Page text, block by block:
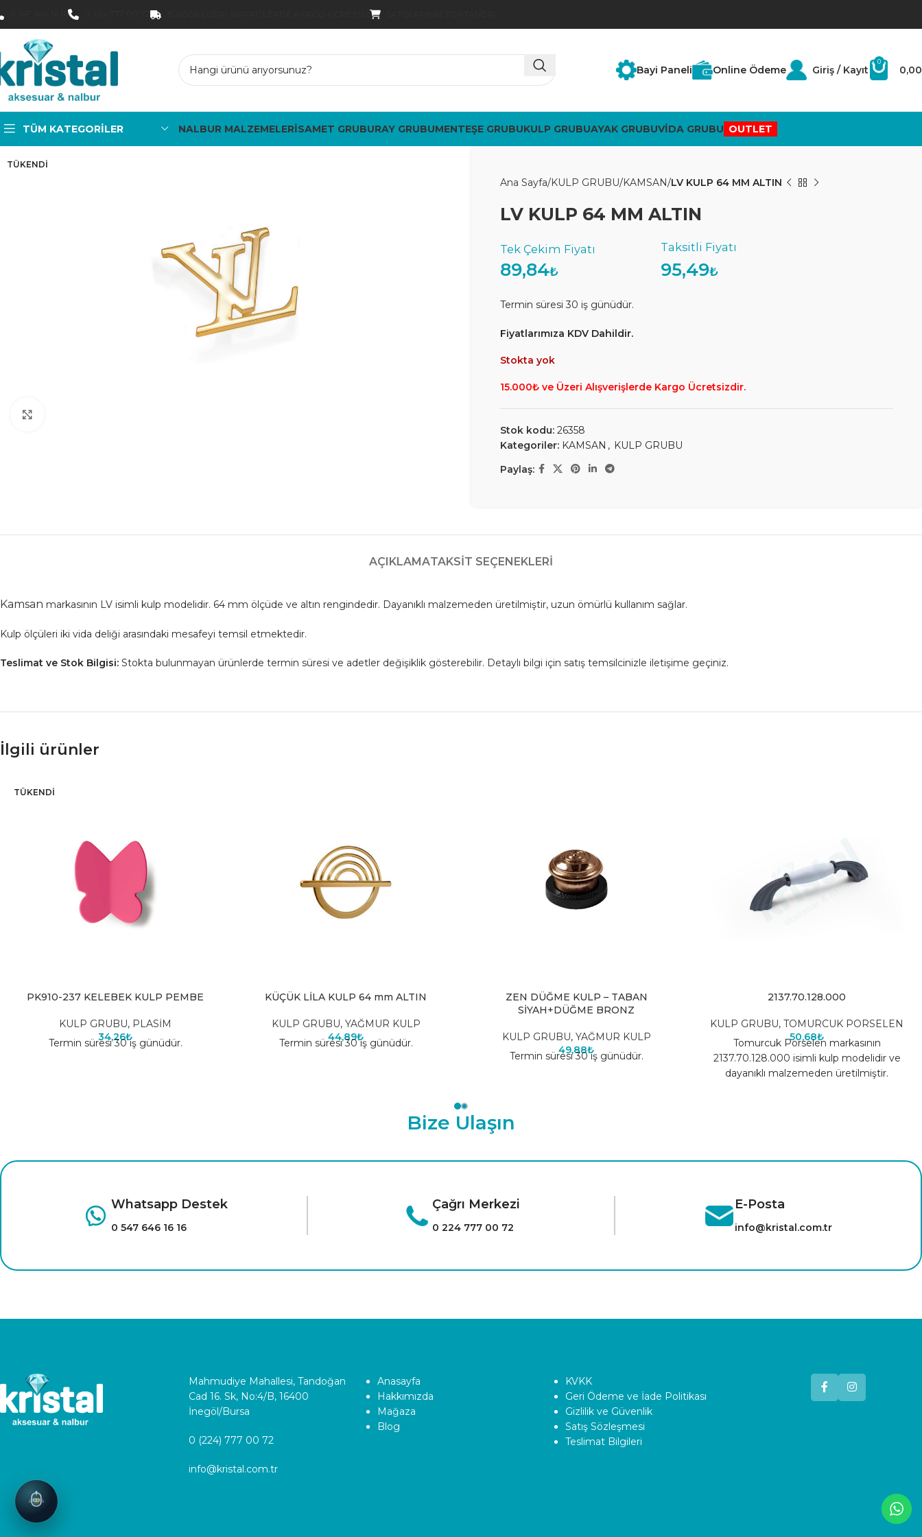
Bayi Paneli Online Ödeme Giriş / Kayıt
0
0,00
TÜM KATEGORILER NALBUR MALZEMELERİSAMET GRUBURAY GRUBUMENTEŞE GRUBUKULP GRUBUAYAK GRUBUVİDA GRUBU OUTLET
TÜKENDI
Ana Sayfa KULP GRUBU KAMSAN LV KULP 64 MM ALTIN
LV KULP 64 MM ALTIN
89,84₺ 95,49₺
Termin süresi 30 iş günüdür.
Fiyatlarımıza KDV Dahildir.
Stokta yok
15.000₺ ve Üzeri Alışverişlerde Kargo Ücretsizdir.
Stok kodu: 26358
Kategoriler: KAMSAN , KULP GRUBU
Paylaş:
AÇIKLAMATAKSIT SEÇENEKLERI
Kamsan markasının LV isimli kulp modelidir. 64 mm ölçüde ve altın rengindedir. Dayanıklı malzemeden üretilmiştir, uzun ömürlü kullanım sağlar.
Kulp ölçüleri iki vida deliği arasındaki mesafeyi temsil etmektedir.
Teslimat ve Stok Bilgisi: Stokta bulunmayan ürünlerde termin süresi ve adetler değişiklik gösterebilir. Detaylı bilgi için satış temsilcinizle iletişime geçiniz.
İlgili ürünler
TÜKENDI
PK910-237 KELEBEK KULP PEMBE
KULP GRUBU, PLASİM
34,26₺
Termin süresi 30 iş günüdür.
KÜÇÜK LİLA KULP 64 mm ALTIN
KULP GRUBU, YAĞMUR KULP
44,89₺
Termin süresi 30 iş günüdür.
ZEN DÜĞME KULP – TABAN
SİYAH+DÜĞME BRONZ
KULP GRUBU, YAĞMUR KULP
49,88₺
Termin süresi 30 iş günüdür.
2137.70.128.000
KULP GRUBU, TOMURCUK PORSELEN
50,68₺
Tomurcuk Porselen markasının
2137.70.128.000 isimli kulp modelidir ve
dayanıklı malzemeden üretilmiştir.
Bize Ulaşın
Whatsapp Destek
0 547 646 16 16
Çağrı Merkezi
0 224 777 00 72
E-Posta
info@kristal.com.tr
Mahmudiye Mahallesi, Tandoğan
Cad 16. Sk, No:4/B, 16400
İnegöl/Bursa
0 (224) 777 00 72
info@kristal.com.tr
Anasayfa
Hakkımızda
Mağaza
Blog
KVKK
Geri Ödeme ve İade Politikası
Gizlilik ve Güvenlik
Satış Sözleşmesi
Teslimat Bilgileri